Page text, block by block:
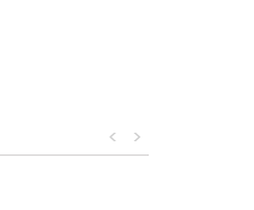
>
<